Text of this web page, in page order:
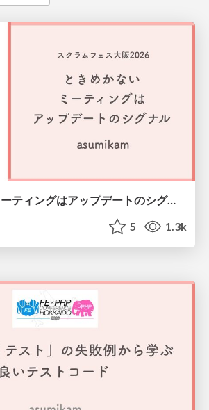
ときめかないミーティングはアップデートのシグナル #scrumosaka
5 1.3k